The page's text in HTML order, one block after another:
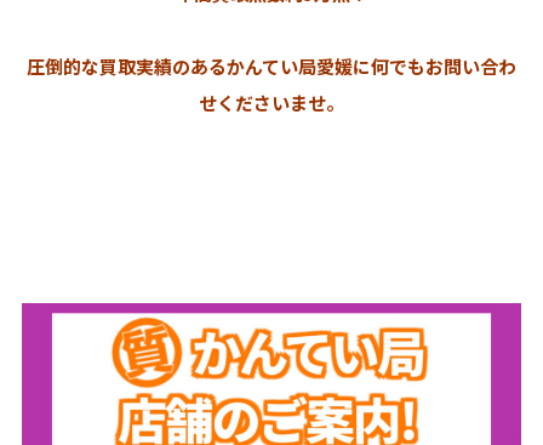
圧倒的な買取実績のあるかんてい局愛媛に何でもお問い合わ
せくださいませ。